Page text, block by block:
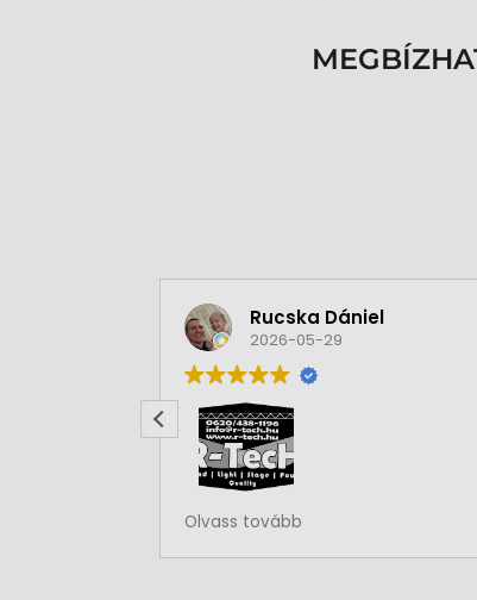
Rucska Dániel
2026-05-29
Rendben volt a rendelésem
Olvass tovább